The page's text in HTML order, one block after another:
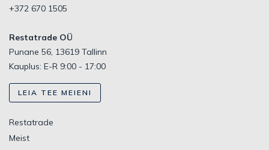
+372 670 1505
Restatrade OÜ
Punane 56, 13619 Tallinn
Kauplus: E-R 9:00 - 17:00
LEIA TEE MEIENI
Restatrade
Meist